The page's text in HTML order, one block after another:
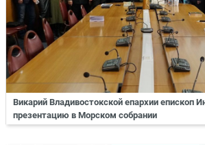
Викарий Владивостокской епархии епископ
презентацию в Морском собрании